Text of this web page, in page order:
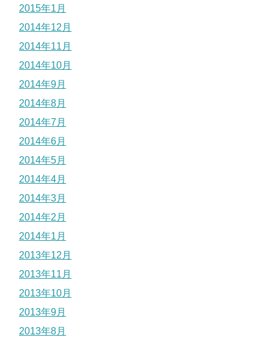
2015年1月
2014年12月
2014年11月
2014年10月
2014年9月
2014年8月
2014年7月
2014年6月
2014年5月
2014年4月
2014年3月
2014年2月
2014年1月
2013年12月
2013年11月
2013年10月
2013年9月
2013年8月